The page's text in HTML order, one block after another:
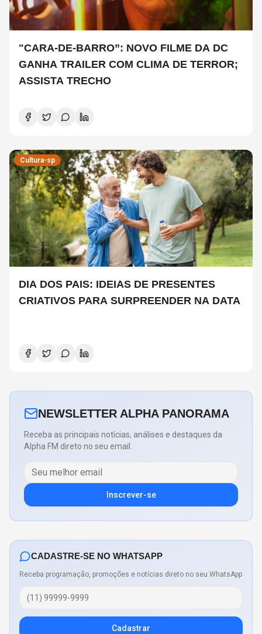
"CARA-DE-BARRO”: NOVO FILME DA DC
GANHA TRAILER COM CLIMA DE TERROR;
ASSISTA TRECHO
Cultura-sp
DIA DOS PAIS: IDEIAS DE PRESENTES
CRIATIVOS PARA SURPREENDER NA DATA
NEWSLETTER ALPHA PANORAMA
Receba as principais notícias, análises e destaques da
Alpha FM direto no seu email.
Inscrever-se
CADASTRE-SE NO WHATSAPP
Receba programação, promoções e notícias direto no seu WhatsApp
Cadastrar